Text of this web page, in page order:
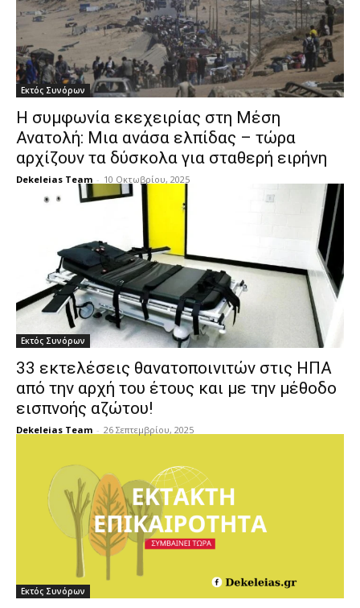
Εκτός Συνόρων
Η συμφωνία εκεχειρίας στη Μέση
Ανατολή: Μια ανάσα ελπίδας – τώρα
αρχίζουν τα δύσκολα για σταθερή ειρήνη
Dekeleias Team - 10 Οκτωβρίου, 2025
Εκτός Συνόρων
33 εκτελέσεις θανατοποινιτών στις ΗΠΑ
από την αρχή του έτους και με την μέθοδο
εισπνοής αζώτου!
Dekeleias Team - 26 Σεπτεμβρίου, 2025
Εκτός Συνόρων